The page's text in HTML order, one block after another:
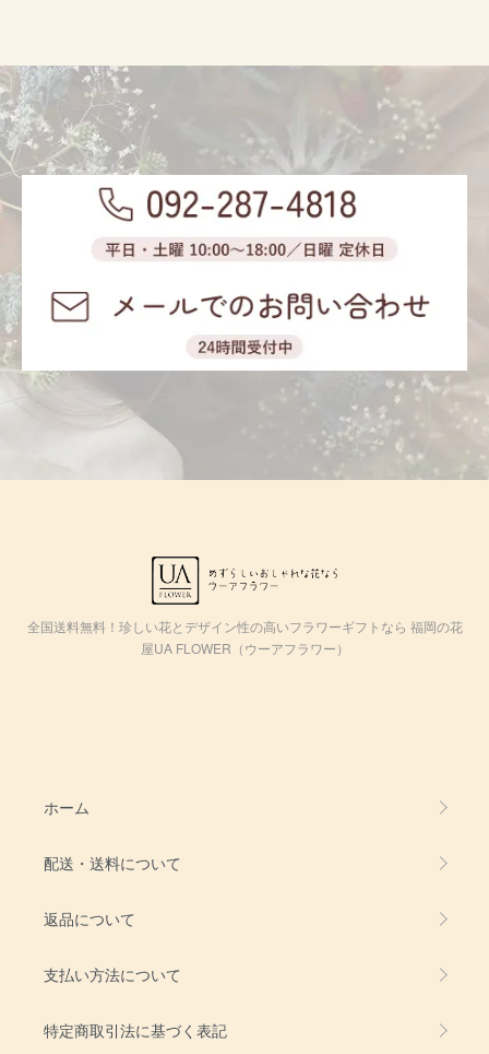
全国送料無料！珍しい花とデザイン性の高いフラワーギフトなら 福岡の花
屋UA FLOWER（ウーアフラワー）
ホーム
配送・送料について
返品について
支払い方法について
特定商取引法に基づく表記